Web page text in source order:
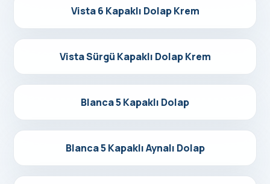
Detayları Gör
Vista 6 Kapaklı Dolap Krem
Detayları Gör
Vista Sürgü Kapaklı Dolap Krem
Detayları Gör
Blanca 5 Kapaklı Dolap
Detayları Gör
Blanca 5 Kapaklı Aynalı Dolap